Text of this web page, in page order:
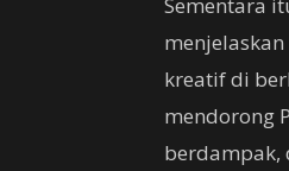
kreatif di
mendorong
berdampak,